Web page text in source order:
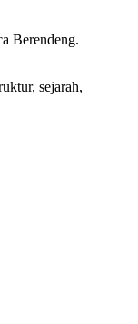
Berendeng.
sejarah,